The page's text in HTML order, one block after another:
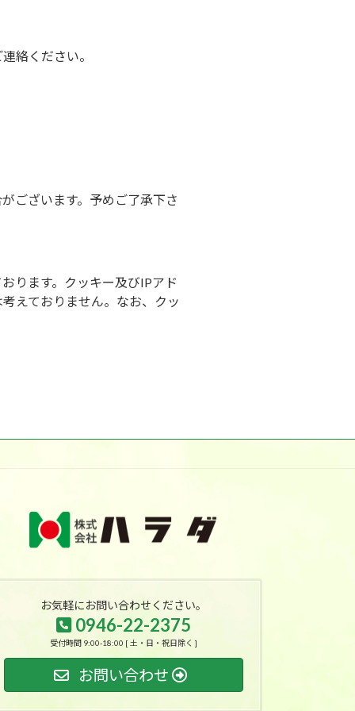
絡ください。
ございます。予めご了承下さ
ります。クッキー及びIPアド
えておりません。なお、クッ
お気軽にお問い合わせください。
0946-22-2375
受付時間 9:00-18:00 [ 土・日・祝日除く ]
お問い合わせ